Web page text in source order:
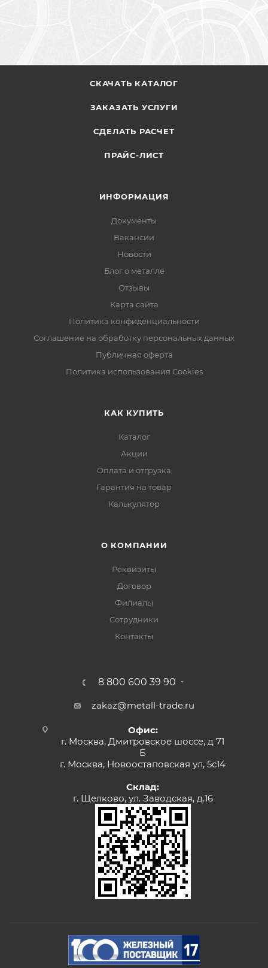
СКАЧАТЬ КАТАЛОГ
ЗАКАЗАТЬ УСЛУГИ
СДЕЛАТЬ РАСЧЕТ
ПРАЙС-ЛИСТ
ИНФОРМАЦИЯ
Документы
Вакансии
Новости
Блог о металле
Отзывы
Карта сайта
Политика конфиденциальности
Соглашение на обработку персональных данных
Публичная оферта
Политика использования Cookies
КАК КУПИТЬ
Каталог
Акции
Оплата и отгрузка
Гарантия на товар
Калькулятор
О КОМПАНИИ
Реквизиты
Договор
Филиалы
Сотрудники
Контакты
8 800 600 39 90
zakaz@metall-trade.ru
Офис:
г. Москва, Дмитровское шоссе, д 71
Б
г. Москва, Новоостаповская ул, 5с14
Склад:
г. Щелково, ул. Заводская, д.16